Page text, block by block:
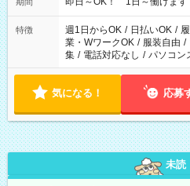
特徴 週1日からOK / 日払いOK /
業・WワークOK / 服装自由 /
集 / 電話対応なし / パソコン
気になる！ 応募
未読